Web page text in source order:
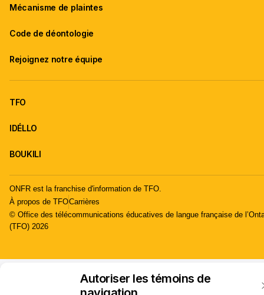
Autoriser les témoins de
Mécanisme de plaintes
Code de déontologie
Rejoignez notre équipe
TFO
IDÉLLO
BOUKILI
ONFR est la franchise d'information de TFO.
À propos de TFOCarrières
© Office des télécommunications éducatives de langue française de
(TFO) 2026